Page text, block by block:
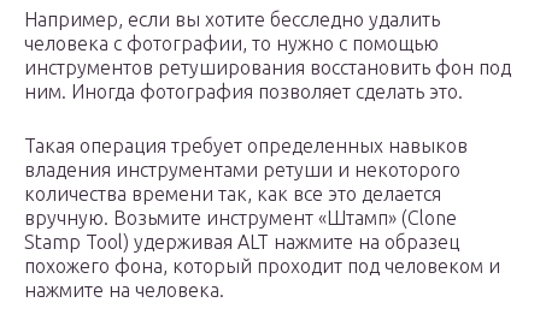
Например, если вы хотите бесследно удалить
человека с фотографии, то нужно с помощью
инструментов ретуширования восстановить фон под
ним. Иногда фотография позволяет сделать это.
Такая операция требует определенных навыков
владения инструментами ретуши и некоторого
количества времени так, как все это делается
вручную. Возьмите инструмент «Штамп» (Clone
Stamp Tool) удерживая ALT нажмите на образец
похожего фона, который проходит под человеком и
нажмите на человека.